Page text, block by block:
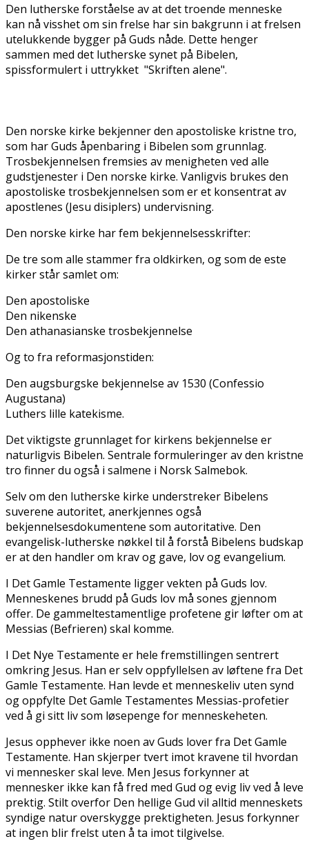
Den lutherske forståelse av at det troende menneske
kan nå visshet om sin frelse har sin bakgrunn i at frelsen
utelukkende bygger på Guds nåde. Dette henger
sammen med det lutherske synet på Bibelen,
spissformulert i uttrykket "Skriften alene".
Den norske kirke bekjenner den apostoliske kristne tro,
som har Guds åpenbaring i Bibelen som grunnlag.
Trosbekjennelsen fremsies av menigheten ved alle
gudstjenester i Den norske kirke. Vanligvis brukes den
apostoliske trosbekjennelsen som er et konsentrat av
apostlenes (Jesu disiplers) undervisning.
Den norske kirke har fem bekjennelsesskrifter:
De tre som alle stammer fra oldkirken, og som de fleste
kirker står samlet om:
Den apostoliske
Den nikenske
Den athanasianske trosbekjennelse
Og to fra reformasjonstiden:
Den augsburgske bekjennelse av 1530 (Confessio
Augustana)
Luthers lille katekisme.
Det viktigste grunnlaget for kirkens bekjennelse er
naturligvis Bibelen. Sentrale formuleringer av den kristne
tro finner du også i salmene i Norsk Salmebok.
Selv om den lutherske kirke understreker Bibelens
suverene autoritet, anerkjennes også
bekjennelsesdokumentene som autoritative. Den
evangelisk-lutherske nøkkel til å forstå Bibelens budskap
er at den handler om krav og gave, lov og evangelium.
I Det Gamle Testamente ligger vekten på Guds lov.
Menneskenes brudd på Guds lov må sones gjennom
offer. De gammeltestamentlige profetene gir løfter om at
Messias (Befrieren) skal komme.
I Det Nye Testamente er hele fremstillingen sentrert
omkring Jesus. Han er selv oppfyllelsen av løftene fra Det
Gamle Testamente. Han levde et menneskeliv uten synd
og oppfylte Det Gamle Testamentes Messias-profetier
ved å gi sitt liv som løsepenge for menneskeheten.
Jesus opphever ikke noen av Guds lover fra Det Gamle
Testamente. Han skjerper tvert imot kravene til hvordan
vi mennesker skal leve. Men Jesus forkynner at
mennesker ikke kan få fred med Gud og evig liv ved å leve
prektig. Stilt overfor Den hellige Gud vil alltid menneskets
syndige natur overskygge prektigheten. Jesus forkynner
at ingen blir frelst uten å ta imot tilgivelse.